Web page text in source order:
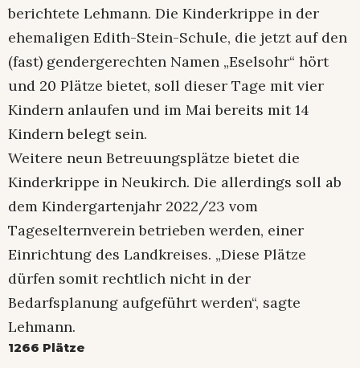
berichtete Lehmann. Die Kinderkrippe in der
ehemaligen Edith-Stein-Schule, die jetzt auf den
(fast) gendergerechten Namen „Eselsohr“ hört
und 20 Plätze bietet, soll dieser Tage mit vier
Kindern anlaufen und im Mai bereits mit 14
Kindern belegt sein.
Weitere neun Betreuungsplätze bietet die
Kinderkrippe in Neukirch. Die allerdings soll ab
dem Kindergartenjahr 2022/23 vom
Tageselternverein betrieben werden, einer
Einrichtung des Landkreises. „Diese Plätze
dürfen somit rechtlich nicht in der
Bedarfsplanung aufgeführt werden“, sagte
Lehmann.
1266 Plätze